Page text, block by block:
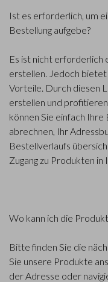
Ist es erforderlich, um
Bestellung aufgebe?
Es ist nicht erforderlich
erstellen. Jedoch bietet
Vorteile. Durch diesen
erstellen und
können Sie einfach Ihre
abrechnen, Ihr
Bestellverlaufs
Zugang zu Produkten
Wo kann ich die
Bitte finden Sie die
Sie unsere Produkte
der Adresse oder